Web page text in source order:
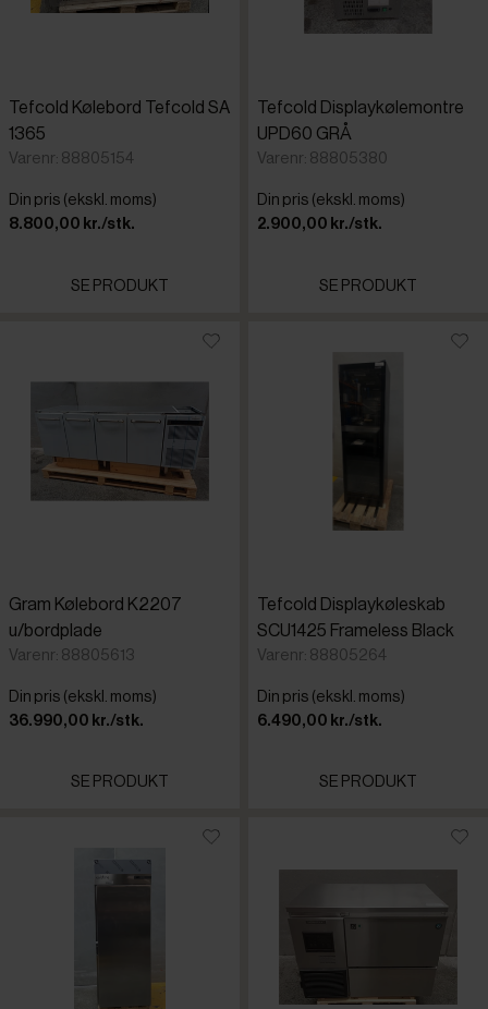
Tefcold Kølebord Tefcold SA
1365
Varenr: 88805154
Din pris (ekskl. moms)
8.800,00 kr./stk.
SE PRODUKT
Tefcold Displaykølemontre
UPD60 GRÅ
Varenr: 88805380
Din pris (ekskl. moms)
2.900,00 kr./stk.
SE PRODUKT
Gram Kølebord K2207
u/bordplade
Varenr: 88805613
Din pris (ekskl. moms)
36.990,00 kr./stk.
SE PRODUKT
Tefcold Displaykøleskab
SCU1425 Frameless Black
Varenr: 88805264
Din pris (ekskl. moms)
6.490,00 kr./stk.
SE PRODUKT